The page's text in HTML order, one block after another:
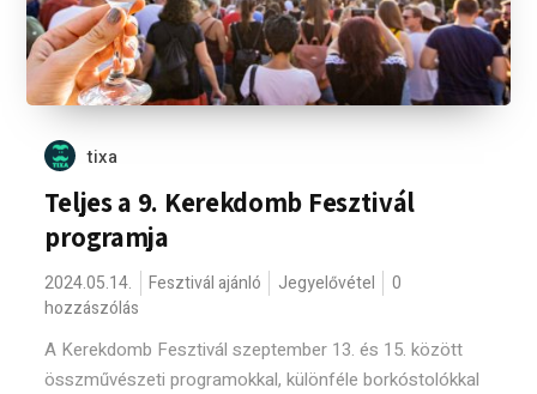
tixa
Teljes a 9. Kerekdomb Fesztivál
programja
2024.05.14. Fesztivál ajánló Jegyelővétel
0
hozzászólás
A Kerekdomb Fesztivál szeptember 13. és 15. között
összművészeti programokkal, különféle borkóstolókkal